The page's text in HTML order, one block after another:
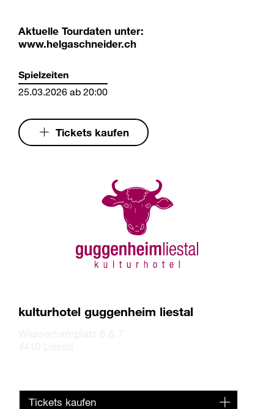
Aktuelle Tourdaten unter:
www.helgaschneider.ch
Spielzeiten
25.03.2026 ab 20:00
Tickets kaufen
kulturhotel guggenheim liestal
Tickets kaufen